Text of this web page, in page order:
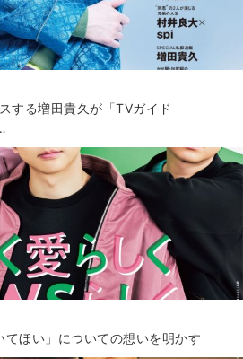
する増田貴久が「TVガイド
てほい」についての想いを明かす